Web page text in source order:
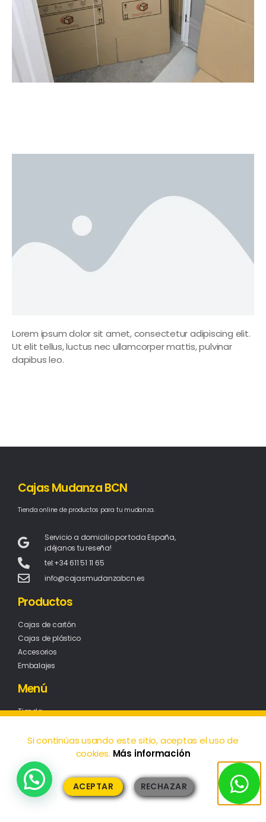
Si continúas usando este sitio, aceptas el uso de
cookies. Más información
ACEPTAR RECHAZAR
Lorem ipsum dolor sit amet, consectetur adipiscing elit.
Ut elit tellus, luctus nec ullamcorper mattis, pulvinar
dapibus leo.
Cajas Mudanza BCN
Tienda online de productos para tu mudanza.
Servicio a domicilio por toda España,
¡déjanos tu reseña!
tel:+34 611 51 11 65
info@cajasmudanzabcn.es
Productos
Cajas de cartón
Cajas de plástico
Accesorios
Embalajes
Menú
Tienda
Blog
Enlaces Rápidos
Aviso legal